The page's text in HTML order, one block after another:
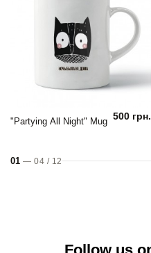
"Partying All Night" Mug 500 грн.
01 —04 / 12